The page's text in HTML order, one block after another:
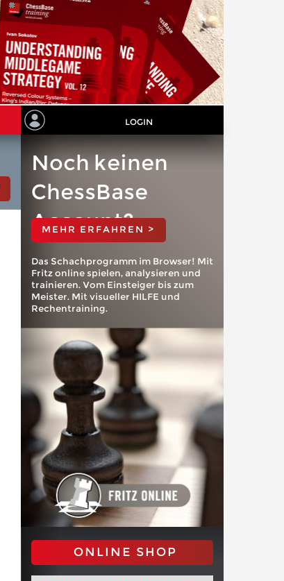
LOGIN
Noch keinen
ChessBase
Account?
MEHR ERFAHREN >
Das Schachprogramm im Browser! Mit
Fritz online spielen, analysieren und
trainieren. Vom Einsteiger bis zum
Meister. Mit visueller HILFE und
Rechentraining.
ONLINE SHOP